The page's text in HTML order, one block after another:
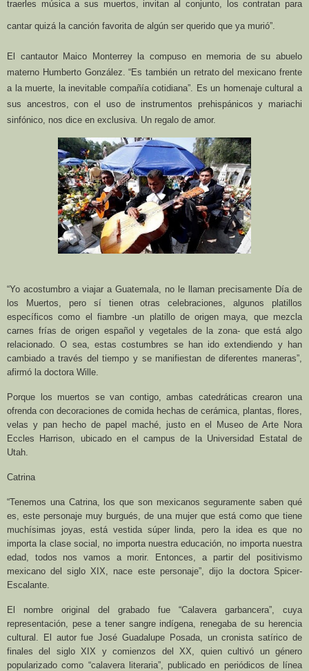
traerles música a sus muertos, invitan al conjunto, los contratan para
cantar quizá la canción favorita de algún ser querido que ya murió”.
El cantautor Maico Monterrey la compuso en memoria de su abuelo
materno Humberto González. “Es también un retrato del mexicano frente
a la muerte, la inevitable compañía cotidiana”. Es un homenaje cultural a
sus ancestros, con el uso de instrumentos prehispánicos y mariachi
sinfónico, nos dice en exclusiva. Un regalo de amor.
“Yo acostumbro a viajar a Guatemala, no le llaman precisamente Día de
los Muertos, pero sí tienen otras celebraciones, algunos platillos
específicos como el fiambre -un platillo de origen maya, que mezcla
carnes frías de origen español y vegetales de la zona- que está algo
relacionado. O sea, estas costumbres se han ido extendiendo y han
cambiado a través del tiempo y se manifiestan de diferentes maneras”,
afirmó la doctora Wille.
Porque los muertos se van contigo, ambas catedráticas crearon una
ofrenda con decoraciones de comida hechas de cerámica, plantas, flores,
velas y pan hecho de papel maché, justo en el Museo de Arte Nora
Eccles Harrison, ubicado en el campus de la Universidad Estatal de
Utah.
Catrina
“Tenemos una Catrina, los que son mexicanos seguramente saben qué
es, este personaje muy burgués, de una mujer que está como que tiene
muchísimas joyas, está vestida súper linda, pero la idea es que no
importa la clase social, no importa nuestra educación, no importa nuestra
edad, todos nos vamos a morir. Entonces, a partir del positivismo
mexicano del siglo XIX, nace este personaje”, dijo la doctora Spicer-
Escalante.
El nombre original del grabado fue “Calavera garbancera”, cuya
representación, pese a tener sangre indígena, renegaba de su herencia
cultural. El autor fue José Guadalupe Posada, un cronista satírico de
finales del siglo XIX y comienzos del XX, quien cultivó un género
popularizado como “calavera literaria”, publicado en periódicos de línea